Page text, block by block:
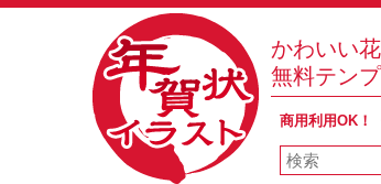
かわいい
無料テン
商用利用OK！